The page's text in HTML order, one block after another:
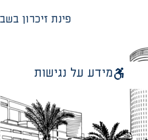
פינת זיכרון
מידע על נגישות